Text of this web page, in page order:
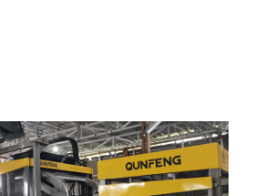
কাঠামোগত ধারণা নিশ্চিত করে